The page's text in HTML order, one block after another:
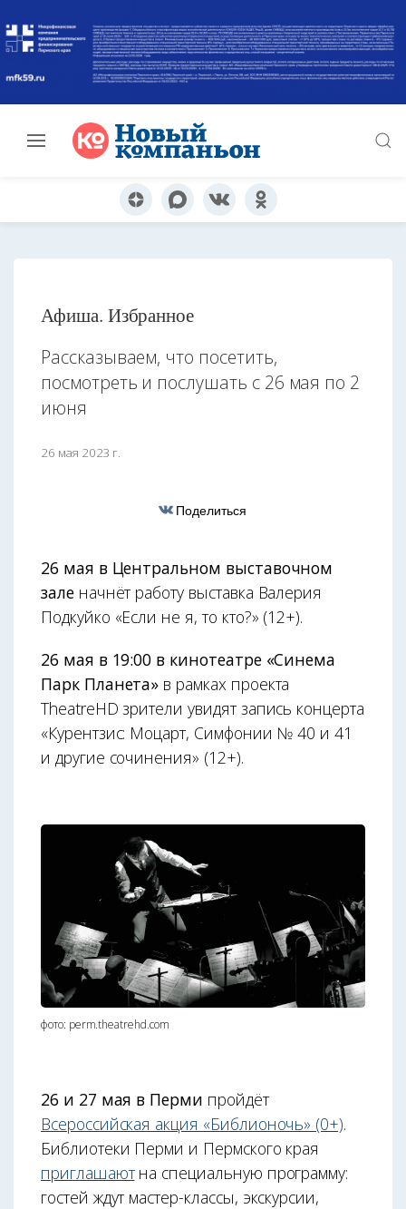
Афиша. Избранное
Рассказываем, что посетить,
посмотреть и послушать с 26 мая по 2
июня
26 мая 2023 г.
Поделиться
26 мая в Центральном выставочном
зале начнёт работу выставка Валерия
Подкуйко «Если не я, то кто?» (12+).
26 мая в 19:00 в кинотеатре «Синема
Парк Планета» в рамках проекта
TheatreHD зрители увидят запись концерта
«Курентзис: Моцарт, Симфонии № 40 и 41
и другие сочинения» (12+).
фото: perm.theatrehd.com
26 и 27 мая в Перми пройдёт
Всероссийская акция «Библионочь» (0+).
Библиотеки Перми и Пермского края
приглашаютна специальную программу:
гостей ждут мастер-классы, экскурсии,